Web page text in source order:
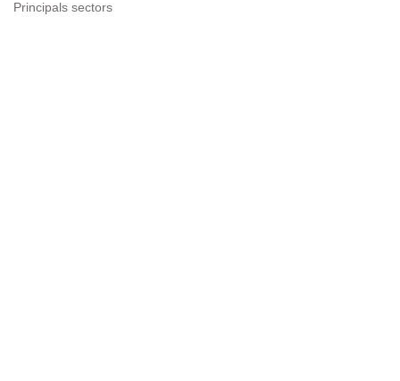
Principals sectors